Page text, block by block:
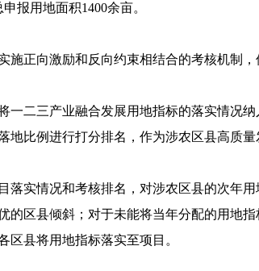
申报用地面积1400余亩。
施正向激励和反向约束相结合的考核机制
一二三产业融合发展用地指标的落实情况
地比例进行打分排名，作为涉农区县高质
落实情况和考核排名，对涉农区县的次年用
的区县倾斜；对于未能将当年分配的用地
区县将用地指标落实至项目。